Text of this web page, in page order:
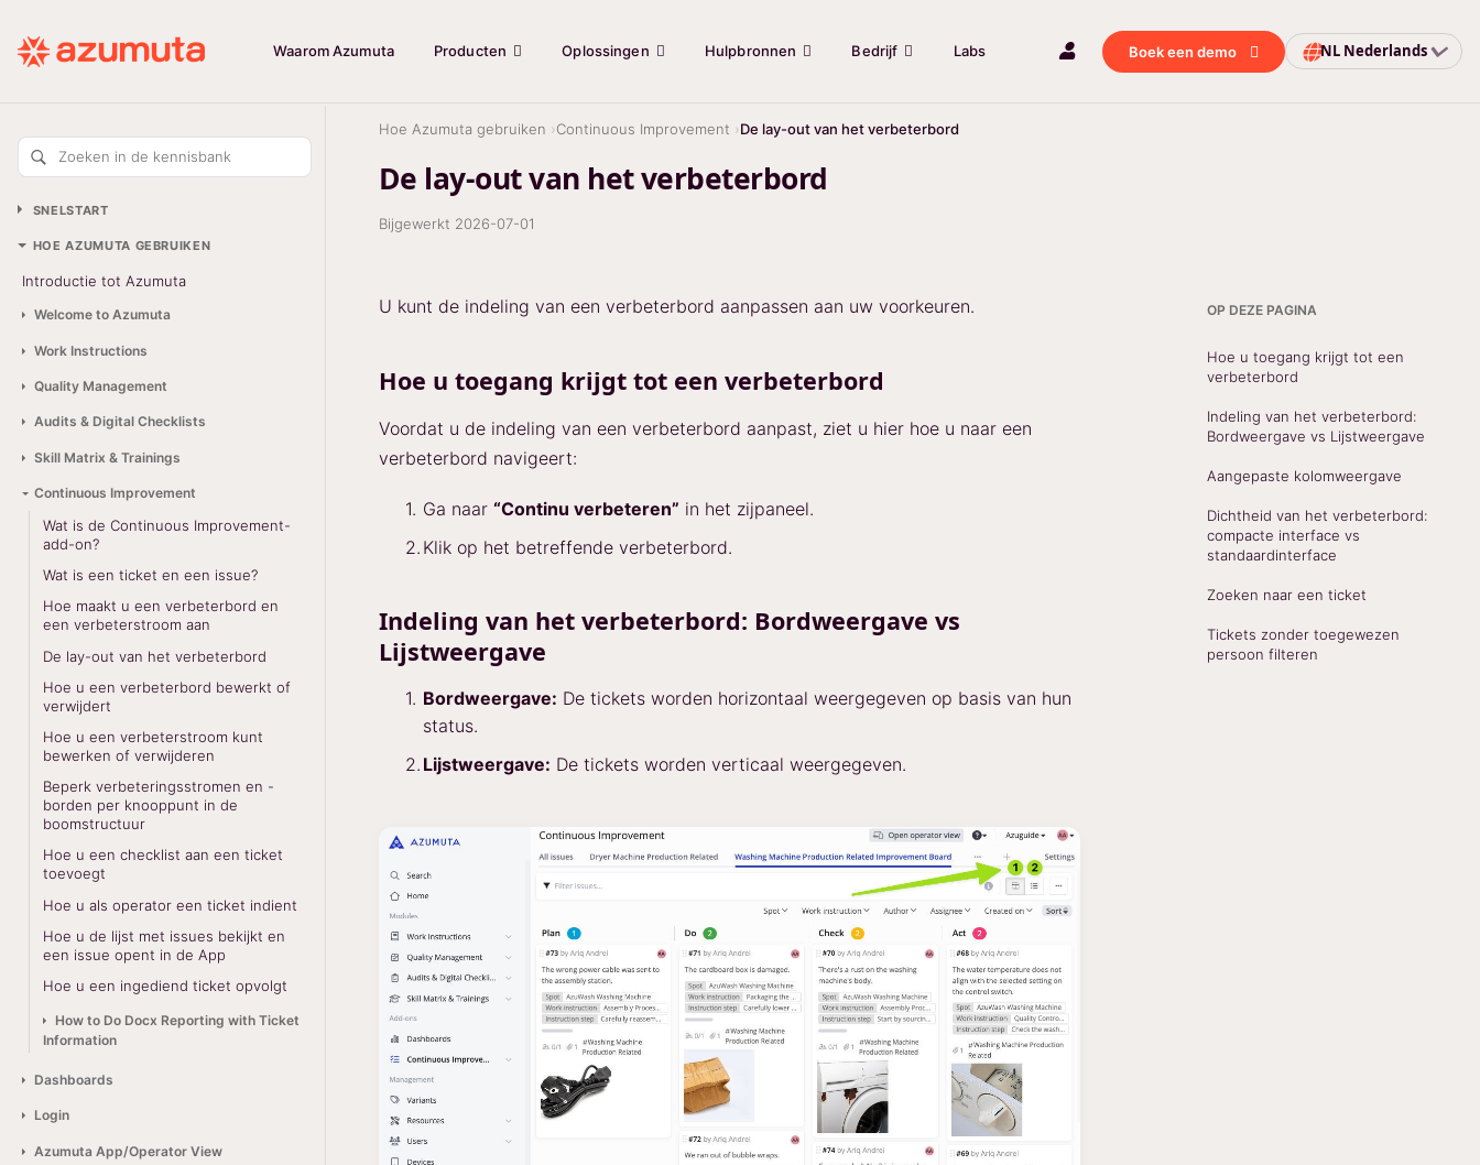
Waarom Azumuta Producten Oplossingen Hulpbronnen Bedrijf Labs Boek een demo NL Nederlands
Zoeken in de kennisbank
SNELSTART
HOE AZUMUTA GEBRUIKEN
Introductie tot Azumuta
Welcome to Azumuta
Work Instructions
Quality Management
Audits & Digital Checklists
Skill Matrix & Trainings
Continuous Improvement
Wat is de Continuous Improvement-
add-on?
Wat is een ticket en een issue?
Hoe maakt u een verbeterbord en
een verbeterstroom aan
De lay-out van het verbeterbord
Hoe u een verbeterbord bewerkt of
verwijdert
Hoe u een verbeterstroom kunt
bewerken of verwijderen
Beperk verbeteringsstromen en -
borden per knooppunt in de
boomstructuur
Hoe u een checklist aan een ticket
toevoegt
Hoe u als operator een ticket indient
Hoe u de lijst met issues bekijkt en
een issue opent in de App
Hoe u een ingediend ticket opvolgt
How to Do Docx Reporting with Ticket
Information
Dashboards
Login
Azumuta App/Operator View
Hoe Azumuta gebruiken Continuous Improvement De lay-out van het verbeterbord
De lay-out van het verbeterbord
Bijgewerkt 2026-07-01
U kunt de indeling van een verbeterbord aanpassen aan uw voorkeuren.
Hoe u toegang krijgt tot een verbeterbord
Voordat u de indeling van een verbeterbord aanpast, ziet u hier hoe u naar een
verbeterbord navigeert:
Ga naar “Continu verbeteren” in het zijpaneel.
Klik op het betreffende verbeterbord.
Indeling van het verbeterbord: Bordweergave vs
Lijstweergave
Bordweergave: De tickets worden horizontaal weergegeven op basis van hun
status.
Lijstweergave: De tickets worden verticaal weergegeven.
OP DEZE PAGINA
Hoe u toegang krijgt tot een
verbeterbord
Indeling van het verbeterbord:
Bordweergave vs Lijstweergave
Aangepaste kolomweergave
Dichtheid van het verbeterbord:
compacte interface vs
standaardinterface
Zoeken naar een ticket
Tickets zonder toegewezen
persoon filteren